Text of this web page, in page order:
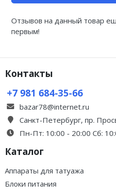
Отзывов на данный товар
первым!
Контакты
+7 981 684-35-66
bazar78@internet.ru
Санкт-Петербург, пр.
Пн-Пт: 10:00 - 20:00 Сб:
Каталог
Аппараты для татуажа
Блоки питания